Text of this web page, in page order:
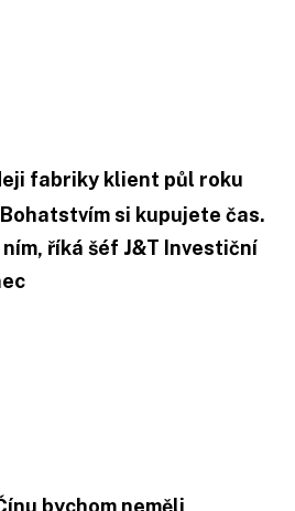
fabriky klient půl roku
si kupujete čas.
říká šéf J&T Investiční
bychom neměli